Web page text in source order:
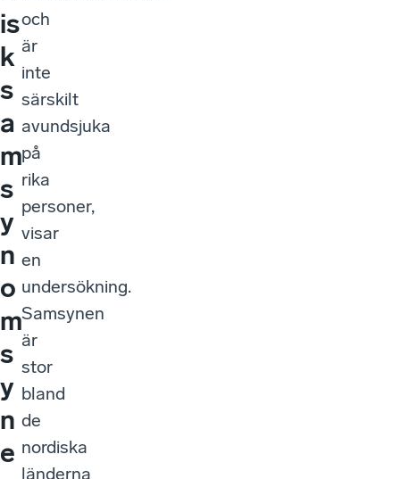
is
k
s
a
m
s
y
n
o
m
s
y
n
e
och
är
inte
särskilt
avundsjuka
på
rika
personer,
visar
en
undersökning.
Samsynen
är
stor
bland
de
nordiska
länderna